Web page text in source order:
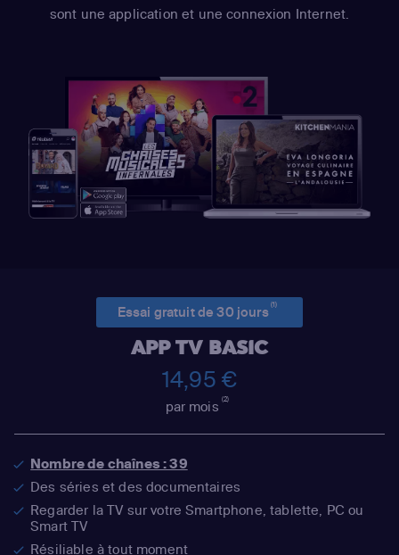
sont une application et une connexion Internet.
Essai gratuit de 30 jours(1)
APP TV BASIC
14,95 €
par mois(2)
Nombre de chaînes : 39
Des séries et des documentaires
Regarder la TV sur votre Smartphone, tablette, PC ou
Smart TV
Résiliable à tout moment